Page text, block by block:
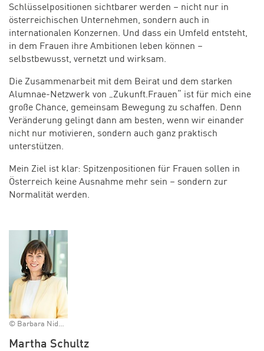
Schlüsselpositionen sichtbarer werden – nicht nur in
österreichischen Unternehmen, sondern auch in
internationalen Konzernen. Und dass ein Umfeld entsteht,
in dem Frauen ihre Ambitionen leben können –
selbstbewusst, vernetzt und wirksam.
Die Zusammenarbeit mit dem Beirat und dem starken
Alumnae-Netzwerk von „Zukunft.Frauen“ ist für mich eine
große Chance, gemeinsam Bewegung zu schaffen. Denn
Veränderung gelingt dann am besten, wenn wir einander
nicht nur motivieren, sondern auch ganz praktisch
unterstützen.
Mein Ziel ist klar: Spitzenpositionen für Frauen sollen in
Österreich keine Ausnahme mehr sein – sondern zur
Normalität werden.
© Barbara Nidetzky
Martha Schultz